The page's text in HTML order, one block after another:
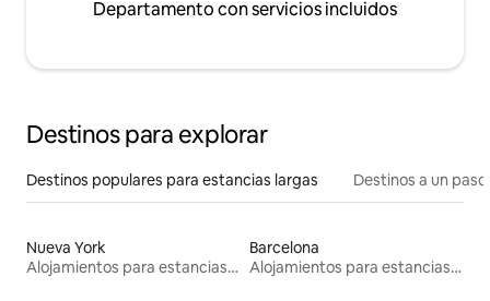
Departamento con servicios incluidos
Destinos para explorar
Destinos populares para estancias largas Destinos a un
Nueva York
Alojamientos para estancias largas
Barcelona
Alojamientos para estancias largas